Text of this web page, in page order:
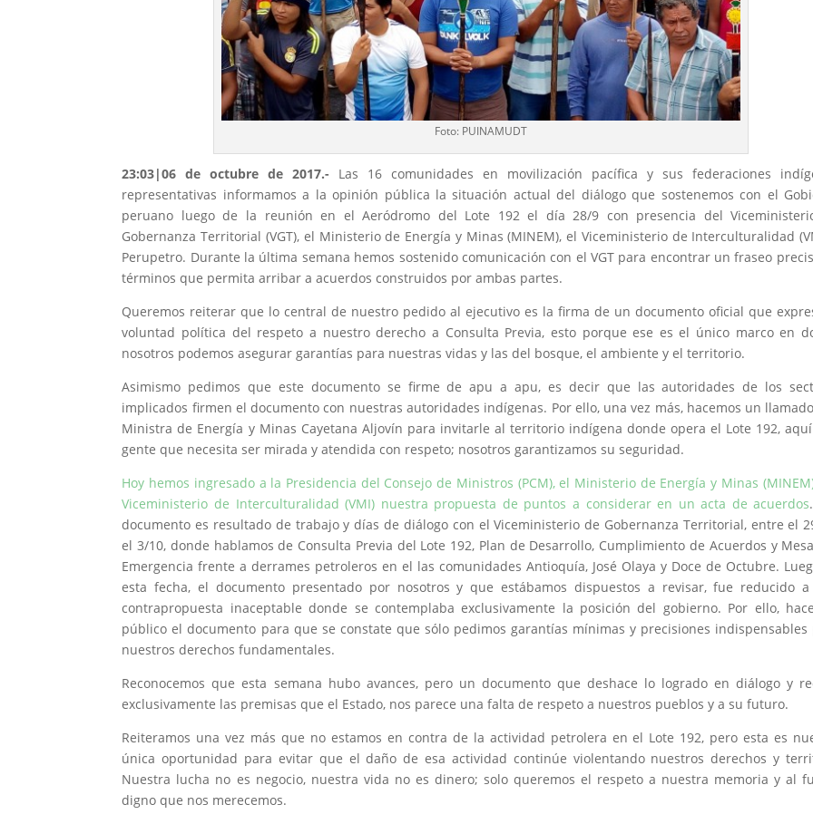
Foto: PUINAMUDT
23:03|06 de octubre de 2017.- Las 16 comunidades en movilización pacífica y sus federaciones
representativas informamos a la opinión pública la situación actual del diálogo que sostenemos con el
peruano luego de la reunión en el Aeródromo del Lote 192 el día 28/9 con presencia del
Gobernanza Territorial (VGT), el Ministerio de Energía y Minas (MINEM), el Viceministerio de Interculturalidad
Perupetro. Durante la última semana hemos sostenido comunicación con el VGT para encontrar un fraseo
términos que permita arribar a acuerdos construidos por ambas partes.
Queremos reiterar que lo central de nuestro pedido al ejecutivo es la firma de un documento oficial que
voluntad política del respeto a nuestro derecho a Consulta Previa, esto porque ese es el único marco en
nosotros podemos asegurar garantías para nuestras vidas y las del bosque, el ambiente y el territorio.
Asimismo pedimos que este documento se firme de apu a apu, es decir que las autoridades de los
implicados firmen el documento con nuestras autoridades indígenas. Por ello, una vez más, hacemos un
Ministra de Energía y Minas Cayetana Aljovín para invitarle al territorio indígena donde opera el Lote 192,
gente que necesita ser mirada y atendida con respeto; nosotros garantizamos su seguridad.
Hoy hemos ingresado a la Presidencia del Consejo de Ministros (PCM), el Ministerio de Energía y Minas
Viceministerio de Interculturalidad (VMI) nuestra propuesta de puntos a considerar en un acta de acuerdos
documento es resultado de trabajo y días de diálogo con el Viceministerio de Gobernanza Territorial, entre el
el 3/10, donde hablamos de Consulta Previa del Lote 192, Plan de Desarrollo, Cumplimiento de Acuerdos y
Emergencia frente a derrames petroleros en el las comunidades Antioquía, José Olaya y Doce de Octubre.
esta fecha, el documento presentado por nosotros y que estábamos dispuestos a revisar, fue reducido
contrapropuesta inaceptable donde se contemplaba exclusivamente la posición del gobierno. Por ello,
público el documento para que se constate que sólo pedimos garantías mínimas y precisiones indispensables
nuestros derechos fundamentales.
Reconocemos que esta semana hubo avances, pero un documento que deshace lo logrado en diálogo y
exclusivamente las premisas que el Estado, nos parece una falta de respeto a nuestros pueblos y a su futuro.
Reiteramos una vez más que no estamos en contra de la actividad petrolera en el Lote 192, pero esta es
única oportunidad para evitar que el daño de esa actividad continúe violentando nuestros derechos y
Nuestra lucha no es negocio, nuestra vida no es dinero; solo queremos el respeto a nuestra memoria y al
digno que nos merecemos.